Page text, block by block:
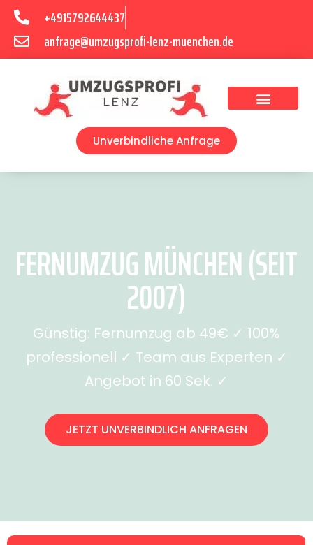
+4915792644437
anfrage@umzugsprofi-lenz-muenchen.de
Unverbindliche Anfrage
FERNUMZUG MÜNCHEN (SEIT
2007)
Günstig: Fernumzug ab 49€ ✓ 100%
professionell ✓ Team aus Experten ✓
Angebot in 60 Sek. ✓
JETZT UNVERBINDLICH ANFRAGEN